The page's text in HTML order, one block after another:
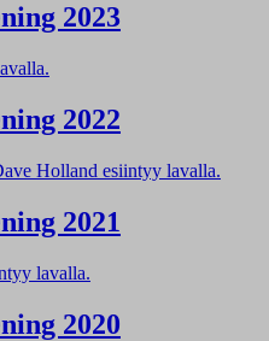
2023
2022
2021
2020